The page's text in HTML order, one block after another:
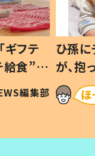
ギフテ
給食”を
和の親
編集部
ひ孫
が、
「涙が
い」